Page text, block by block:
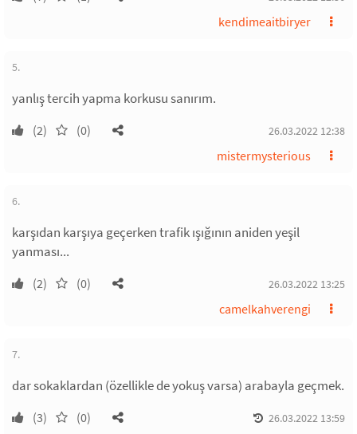
kendimeaitbiryer
5.
yanlış tercih yapma korkusu sanırım.
(2) (0) 26.03.2022 12:38
mistermysterious
6.
karşıdan karşıya geçerken trafik ışığının aniden yeşil
yanması...
(2) (0) 26.03.2022 13:25
camelkahverengi
7.
dar sokaklardan (özellikle de yokuş varsa) arabayla geçmek.
(3) (0) 26.03.2022 13:59